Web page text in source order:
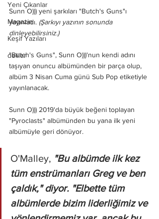
Yeni Çıkanlar
Magazin
Keşif Yazıları
deliler
Sunn O))) yeni şarkıları "Butch's Guns"ı
yayınladı. (Şarkıyı yazının sonunda
dinleyebilirsiniz.)
"Butch's Guns", Sunn O)))'nun kendi adını
taşıyan onuncu albümünden bir parça olup,
albüm 3 Nisan Cuma günü Sub Pop etiketiyle
yayınlanacak.
Sunn O))) 2019'da büyük beğeni toplayan
"Pyroclasts" albümünden bu yana ilk yeni
albümüyle geri dönüyor.
O'Malley, "Bu albümde ilk kez
tüm enstrümanları Greg ve ben
çaldık," diyor. "Elbette tüm
albümlerde bizim liderliğimiz ve